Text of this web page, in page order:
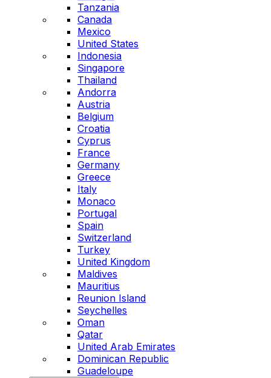
Tanzania
Canada
Mexico
United States
Indonesia
Singapore
Thailand
Andorra
Austria
Belgium
Croatia
Cyprus
France
Germany
Greece
Italy
Monaco
Portugal
Spain
Switzerland
Turkey
United Kingdom
Maldives
Mauritius
Reunion Island
Seychelles
Oman
Qatar
United Arab Emirates
Dominican Republic
Guadeloupe